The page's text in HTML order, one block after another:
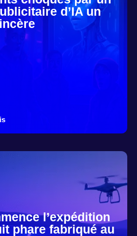
d’IA un
l’expédition
phare fabriqué au